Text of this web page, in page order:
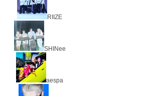
RIIZE
SHINee
aespa